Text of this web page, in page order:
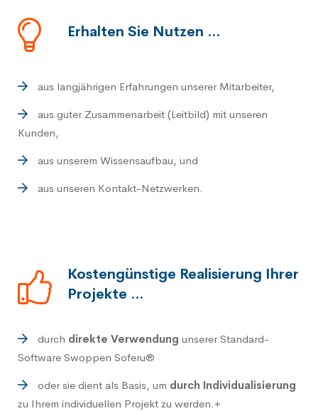
Erhalten Sie Nutzen ...
aus langjährigen Erfahrungen unserer Mitarbeiter,
aus guter Zusammenarbeit (Leitbild) mit unseren
Kunden,
aus unserem Wissensaufbau, und
aus unseren Kontakt-Netzwerken.
Kostengünstige Realisierung Ihrer
Projekte ...
durch direkte Verwendung unserer Standard-
Software Swoppen Soferu®
oder sie dient als Basis, um durch Individualisierung
zu Ihrem individuellen Projekt zu werden.+